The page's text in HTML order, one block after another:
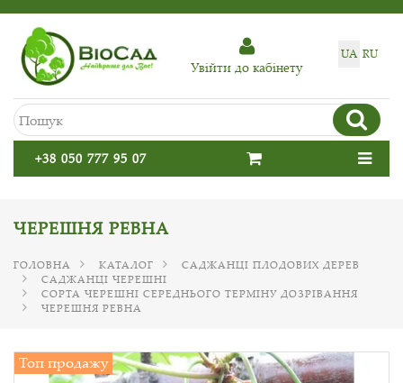
UA RU
Увiйти до кабiнету
+38 050 777 95 07
ЧЕРЕШНЯ РЕВНА
ГОЛОВНА КАТАЛОГ
САДЖАНЦІ ПЛОДОВИХ ДЕРЕВ
САДЖАНЦІ ЧЕРЕШНІ
СОРТА ЧЕРЕШНІ СЕРЕДНЬОГО ТЕРМІНУ ДОЗРІВАННЯ
ЧЕРЕШНЯ РЕВНА
Топ продажу